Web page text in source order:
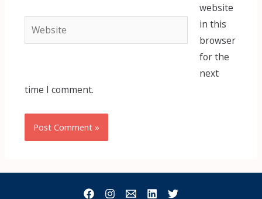
Website
website
in this
browser
for the
next
time I comment.